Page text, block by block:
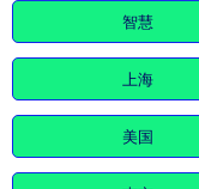
智慧
上海
美国